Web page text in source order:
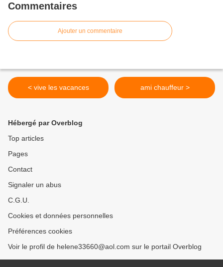
Commentaires
Ajouter un commentaire
< vive les vacances ami chauffeur >
Hébergé par Overblog
Top articles
Pages
Contact
Signaler un abus
C.G.U.
Cookies et données personnelles
Préférences cookies
Voir le profil de helene33660@aol.com sur le portail Overblog